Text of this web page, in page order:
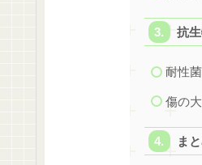
抗
耐性
傷の
ま